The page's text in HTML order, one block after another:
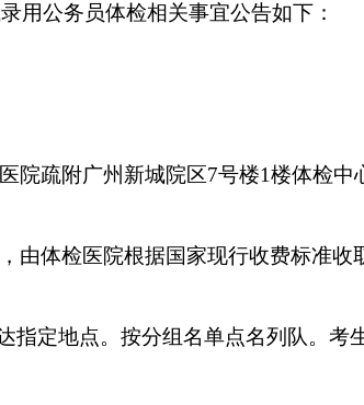
用公务员体检相关事宜公告如下：
院疏附广州新城院区7号楼1楼体检
由体检医院根据国家现行收费标准
指定地点。按分组名单点名列队。考